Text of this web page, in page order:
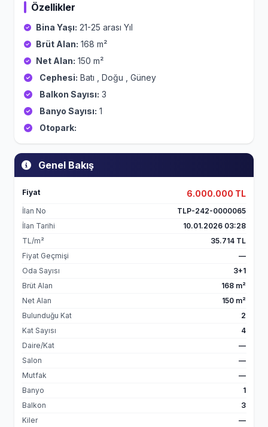
Genel Bakış
Fiyat 6.000.000 TL
İlan No
TLP-242-0000065
İlan Tarihi
10.01.2026 03:28
TL/m²
35.714 TL
Fiyat Geçmişi
—
Oda Sayısı
3+1
Brüt Alan
168 m²
Net Alan
150 m²
Bulunduğu Kat
2
Kat Sayısı
4
Daire/Kat
—
Salon
—
Mutfak
—
Banyo
1
Balkon
3
Kiler
—
Özellikler
Bina Yaşı: 21-25 arası Yıl
Brüt Alan: 168 m²
Net Alan: 150 m²
Cephesi: Batı , Doğu , Güney
Balkon Sayısı: 3
Banyo Sayısı: 1
Otopark: